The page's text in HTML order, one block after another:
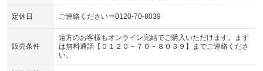
定休日 ご連絡ください⇒0120-70-8039
販売条件
遠方のお客様もオンライン完結でご購入いただけます。まず
は無料通話【０１２０－７０－８０３９】までご連絡くださ
い。